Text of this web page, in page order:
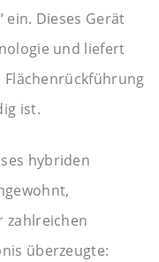
ein. Dieses Gerät
und liefert
ist.
hybriden
zahlreichen
überzeugte: